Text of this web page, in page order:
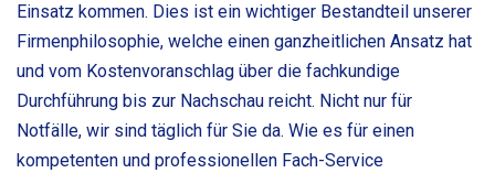
Einsatz kommen. Dies ist ein wichtiger Bestandteil unserer
Firmenphilosophie, welche einen ganzheitlichen Ansatz hat
und vom Kostenvoranschlag über die fachkundige
Durchführung bis zur Nachschau reicht. Nicht nur für
Notfälle, wir sind täglich für Sie da. Wie es für einen
kompetenten und professionellen Fach-Service